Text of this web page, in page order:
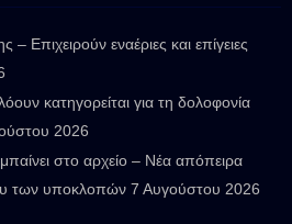
Επιχειρούν εναέριες και επίγειες
κατηγορείται για τη δολοφονία
2026
στο αρχείο – Νέα απόπειρα
των υποκλοπών 7 Αυγούστου 2026